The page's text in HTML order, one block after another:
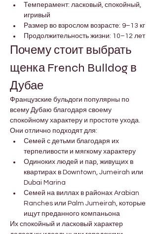
Темперамент: ласковый, спокойный,
игривый
Размер во взрослом возрасте: 9–13 кг
Продолжительность жизни: 10–12 лет
Почему стоит выбрать
щенка French Bulldog в
Дубае
Французские бульдоги популярны по
всему Дубаю благодаря своему
спокойному характеру и простоте ухода.
Они отлично подходят для:
Семей с детьми благодаря их
терпеливости и мягкому характеру
Одиноких людей и пар, живущих в
квартирах в Downtown, Jumeirah или
Dubai Marina
Семей на виллах в районах Arabian
Ranches или Palm Jumeirah, которые
ищут преданного компаньона
Их спокойный и ласковый характер